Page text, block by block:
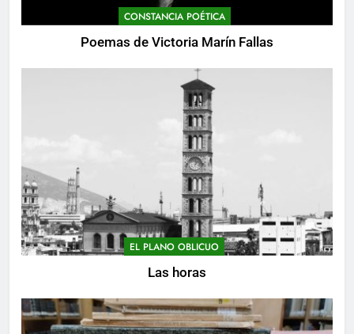
CONSTANCIA POÉTICA
Poemas de Victoria Marín Fallas
EL PLANO OBLICUO
Las horas